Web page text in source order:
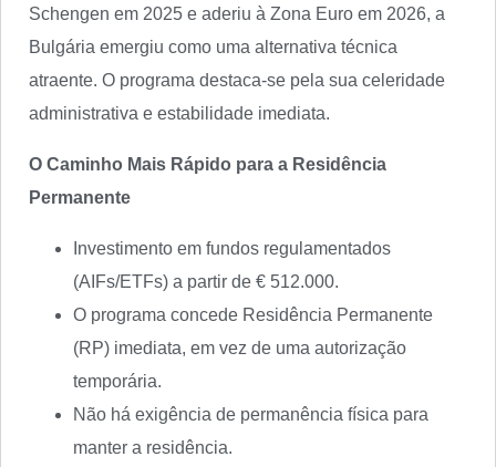
Schengen em 2025 e aderiu à Zona Euro em 2026, a
Bulgária emergiu como uma alternativa técnica
atraente. O programa destaca-se pela sua celeridade
administrativa e estabilidade imediata.
O Caminho Mais Rápido para a Residência
Permanente
Investimento em fundos regulamentados
(AIFs/ETFs) a partir de € 512.000.
O programa concede Residência Permanente
(RP) imediata, em vez de uma autorização
temporária.
Não há exigência de permanência física para
manter a residência.